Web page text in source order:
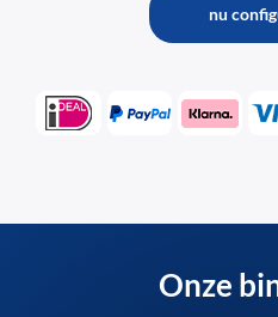
nu
Onze